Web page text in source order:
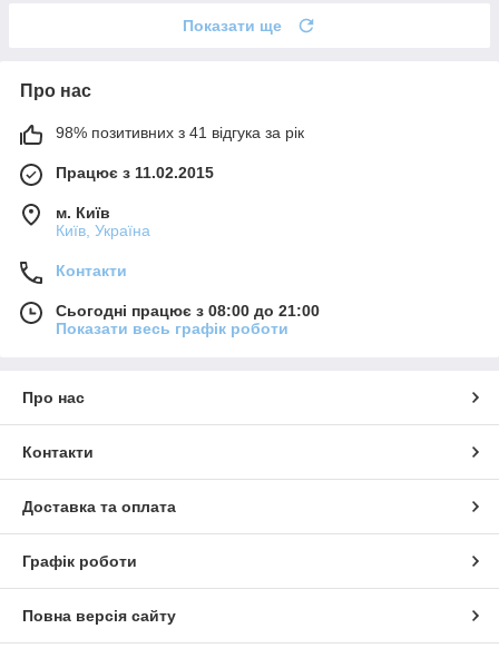
Показати ще
Про нас
98% позитивних з 41 відгука за рік
Працює з 11.02.2015
м. Київ
Київ, Україна
Контакти
Сьогодні працює з 08:00 до 21:00
Показати весь графік роботи
Про нас
Контакти
Доставка та оплата
Графік роботи
Повна версія сайту